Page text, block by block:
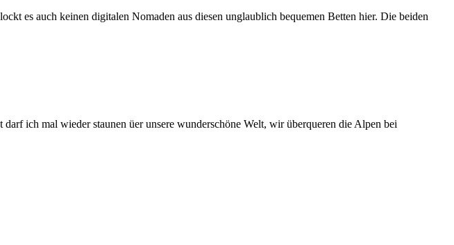
es auch keinen digitalen Nomaden aus diesen unglaublich bequemen Betten hier. Die beiden
ich mal wieder staunen üer unsere wunderschöne Welt, wir überqueren die Alpen bei